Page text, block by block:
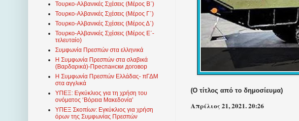
(Ο τίτλος από το δημοσίευμα)
Απρίλιος 21, 2021. 20:26
Τουρκο-Αλβανικές Σχέσεις (Μέρος Β΄)
Τουρκο-Αλβανικές Σχέσεις (Μέρος Γ΄)
Τουρκο-Αλβανικές Σχέσεις (Μέρος Δ΄)
Τουρκο-Αλβανικές Σχέσεις (Μέρος Ε΄-
τελευταίο)
Συμφωνία Πρεσπών στα ελληνικά
Η Συμφωνία Πρεσπών στα σλαβικά
(Βαρδαρικά)-Преспански договор
Η Συμφωνία Πρεσπών Ελλάδας- πΓΔΜ
στα αγγλικά
ΥΠΕΞ: Εγκύκλιος για τη χρήση του
ονόματος ‘Βόρεια Μακεδονία’
ΥΠΕΞ Σκοπίων: Εγκύκλιος για χρήση
όρων της Συμφωνίας Πρεσπών